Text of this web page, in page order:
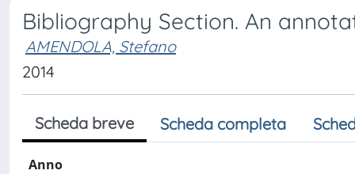
Bibliography Section. An
AMENDOLA, Stefano
2014
Scheda breve Scheda completa
Anno